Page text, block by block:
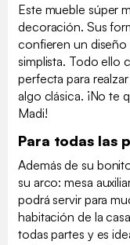
Este mueble súper
decoración. Sus
confieren un diseño
simplista. Todo ello
perfecta para
algo clásica. ¡No te
Madi!
Para todas las
Además de su
su arco: mesa
podrá servir para
habitación de la
todas partes y es